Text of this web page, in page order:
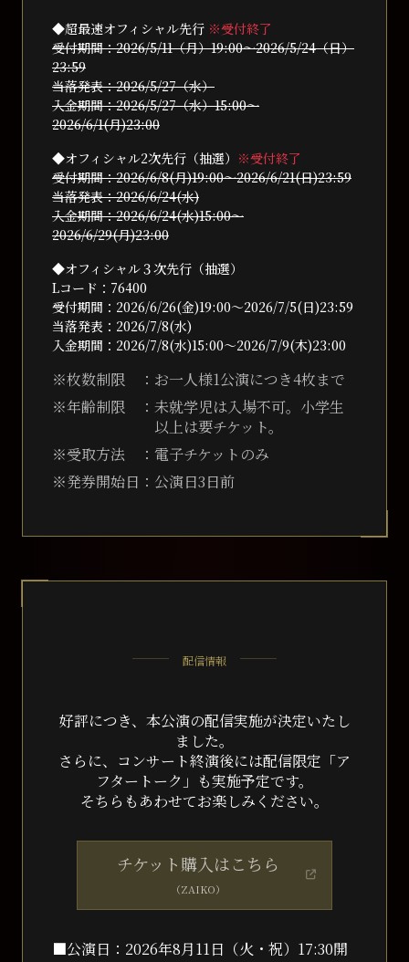
◆超最速オフィシャル先⾏ ※受付終了
受付期間：2026/5/11（月）19:00～2026/5/24（日）
23:59
当落発表：2026/5/27（水）
入金期間：2026/5/27（水）15:00～
2026/6/1(月)23:00
◆オフィシャル2次先⾏（抽選） ※受付終了
受付期間：2026/6/8(⽉)19:00〜2026/6/21(⽇)23:59
当落発表：2026/6/24(⽔)
⼊⾦期間：2026/6/24(⽔)15:00〜
2026/6/29(⽉)23:00
◆オフィシャル３次先⾏（抽選）
Lコード：76400
受付期間：2026/6/26(⾦)19:00〜2026/7/5(⽇)23:59
当落発表：2026/7/8(⽔)
⼊⾦期間：2026/7/8(⽔)15:00〜2026/7/9(⽊)23:00
※枚数制限 ： お⼀⼈様1公演につき4枚まで
※年齢制限 ： 未就学児は⼊場不可。⼩学⽣
以上は要チケット。
※受取⽅法 ： 電⼦チケットのみ
※発券開始⽇： 公演⽇3⽇前
配信情報
好評につき、本公演の配信実施が決定いたし
ました。
さらに、コンサート終演後には配信限定「ア
フタートーク」も実施予定です。
そちらもあわせてお楽しみください。
チケット購入はこちら
（ZAIKO）
■公演⽇：2026年8⽉11⽇（⽕・祝）17:30開